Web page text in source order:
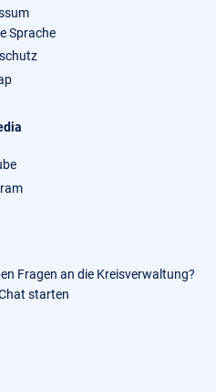
Sprache
Fragen an die Kreisverwaltung?
starten